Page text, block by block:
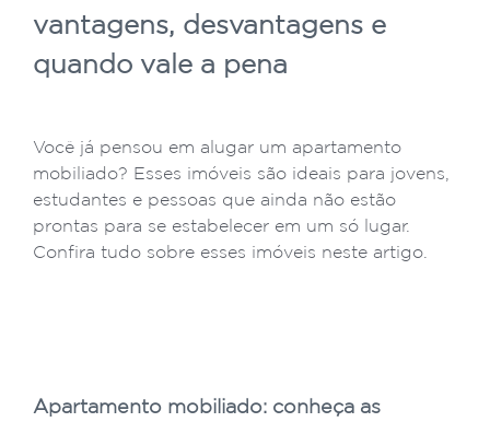
vantagens, desvantagens e
quando vale a pena
Você já pensou em alugar um apartamento
mobiliado? Esses imóveis são ideais para jovens,
estudantes e pessoas que ainda não estão
prontas para se estabelecer em um só lugar.
Confira tudo sobre esses imóveis neste artigo.
Apartamento mobiliado: conheça as